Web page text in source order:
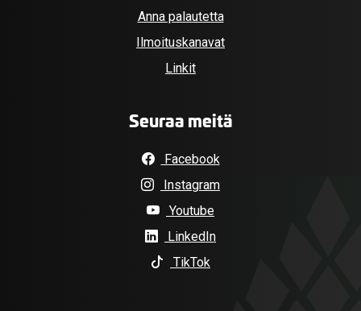
Anna palautetta
Ilmoituskanavat
Linkit
Seuraa meitä
Facebook
Instagram
Youtube
LinkedIn
TikTok